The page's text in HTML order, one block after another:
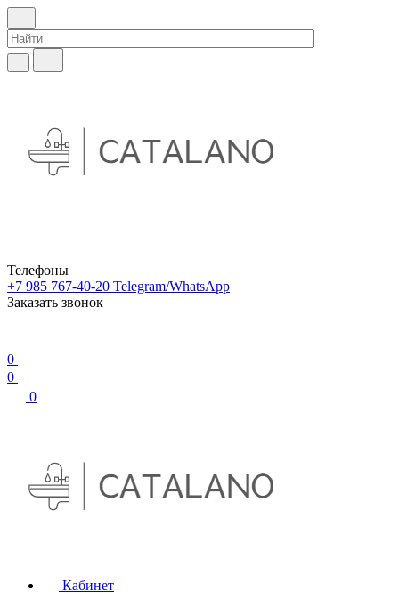
Телефоны
+7 985 767-40-20 Telegram/WhatsApp
Заказать звонок
0
0
0
Кабинет